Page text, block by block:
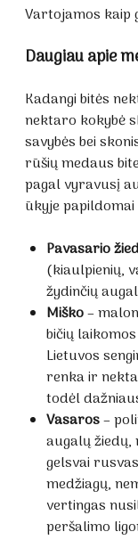
Vartojamos
Daugiau apie
Kadangi bitės
nektaro kokybė
savybės bei
rūšių medaus
pagal vyravusį
ūkyje
Pavasario
(kiaulpienių,
žydinčių
Miško–
bičių
Lietuvos
renka ir
todėl
Vasaros–
augalų
gelsvai
medžiagų,
vertingas
peršalimo